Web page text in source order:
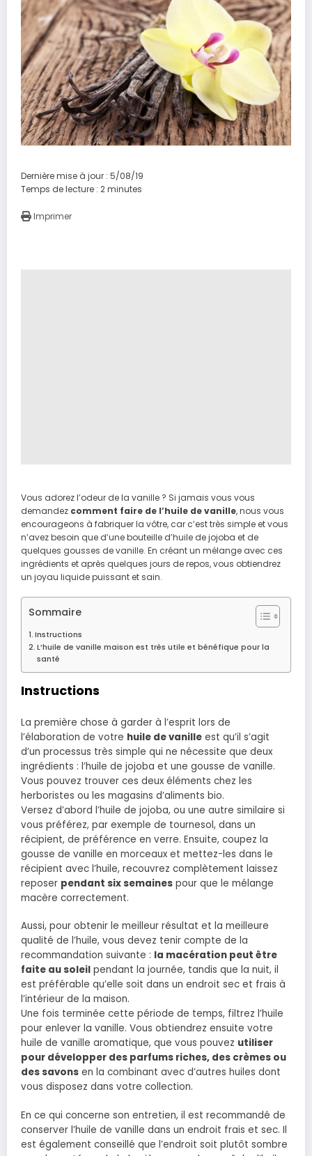
Dernière mise à jour : 5/08/19
Temps de lecture : 2minutes
Imprimer
Vous adorez l’odeur de la vanille ? Si jamais vous vous
demandez comment faire de l’huile de vanille, nous vous
encourageons à fabriquer la vôtre, car c’est très simple et vous
n’avez besoin que d’une bouteille d’huile de jojoba et de
quelques gousses de vanille. En créant un mélange avec ces
ingrédients et après quelques jours de repos, vous obtiendrez
un joyau liquide puissant et sain.
Sommaire
Instructions
L’huile de vanille maison est très utile et bénéfique pour la
santé
Instructions
La première chose à garder à l’esprit lors de
l’élaboration de votre huile de vanille est qu’il s’agit
d’un processus très simple qui ne nécessite que deux
ingrédients : l’huile de jojoba et une gousse de vanille.
Vous pouvez trouver ces deux éléments chez les
herboristes ou les magasins d’aliments bio.
Versez d’abord l’huile de jojoba, ou une autre similaire si
vous préférez, par exemple de tournesol, dans un
récipient, de préférence en verre. Ensuite, coupez la
gousse de vanille en morceaux et mettez-les dans le
récipient avec l’huile, recouvrez complètement laissez
reposer pendant six semaines pour que le mélange
macère correctement.
Aussi, pour obtenir le meilleur résultat et la meilleure
qualité de l’huile, vous devez tenir compte de la
recommandation suivante : la macération peut être
faite au soleil pendant la journée, tandis que la nuit, il
est préférable qu’elle soit dans un endroit sec et frais à
l’intérieur de la maison.
Une fois terminée cette période de temps, filtrez l’huile
pour enlever la vanille. Vous obtiendrez ensuite votre
huile de vanille aromatique, que vous pouvez utiliser
pour développer des parfums riches, des crèmes ou
des savons en la combinant avec d’autres huiles dont
vous disposez dans votre collection.
En ce qui concerne son entretien, il est recommandé de
conserver l’huile de vanille dans un endroit frais et sec. Il
est également conseillé que l’endroit soit plutôt sombre